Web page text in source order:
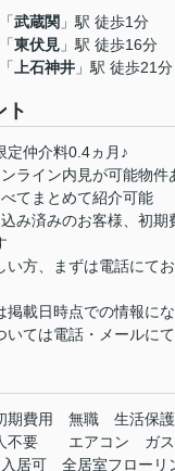
「武蔵関 」駅 徒歩1分
「東伏見 」駅 徒歩16分
「上石神井 」駅 徒歩21分
ト
定仲介料0.4ヵ月♪
ライン内見が可能物件
てまとめて紹介可能
み済みのお客様、初期
方、まずは電話にて
載日時点での情報に
いては電話・メールに
期費用 無職 生活保護
不要 エアコン ガ
居可 全居室フローリ